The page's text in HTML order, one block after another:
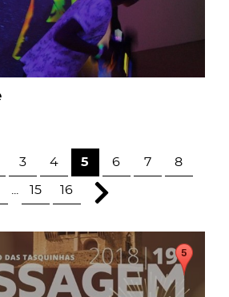
3 4 5 6 7 8
15 16